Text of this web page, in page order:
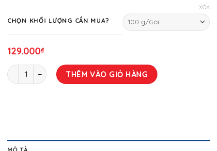
CHỌN KHỐI LƯỢNG CẦN MUA?
XÓA
129.000₫
AMPRO WS số lượngTHÊM VÀO GIỎ HÀNG